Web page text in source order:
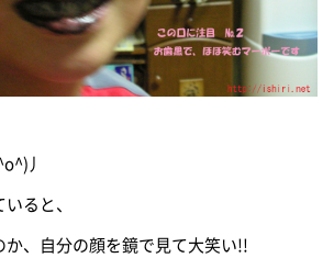
丿
ると、
、自分の顔を鏡で見て大笑い!!